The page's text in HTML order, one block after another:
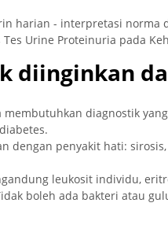
harian - interpretasi norma
Tes Urine Proteinuria pada
diinginkan
membutuhkan diagnostik
dengan penyakit hati:
leukosit individu,
boleh ada bakteri atau